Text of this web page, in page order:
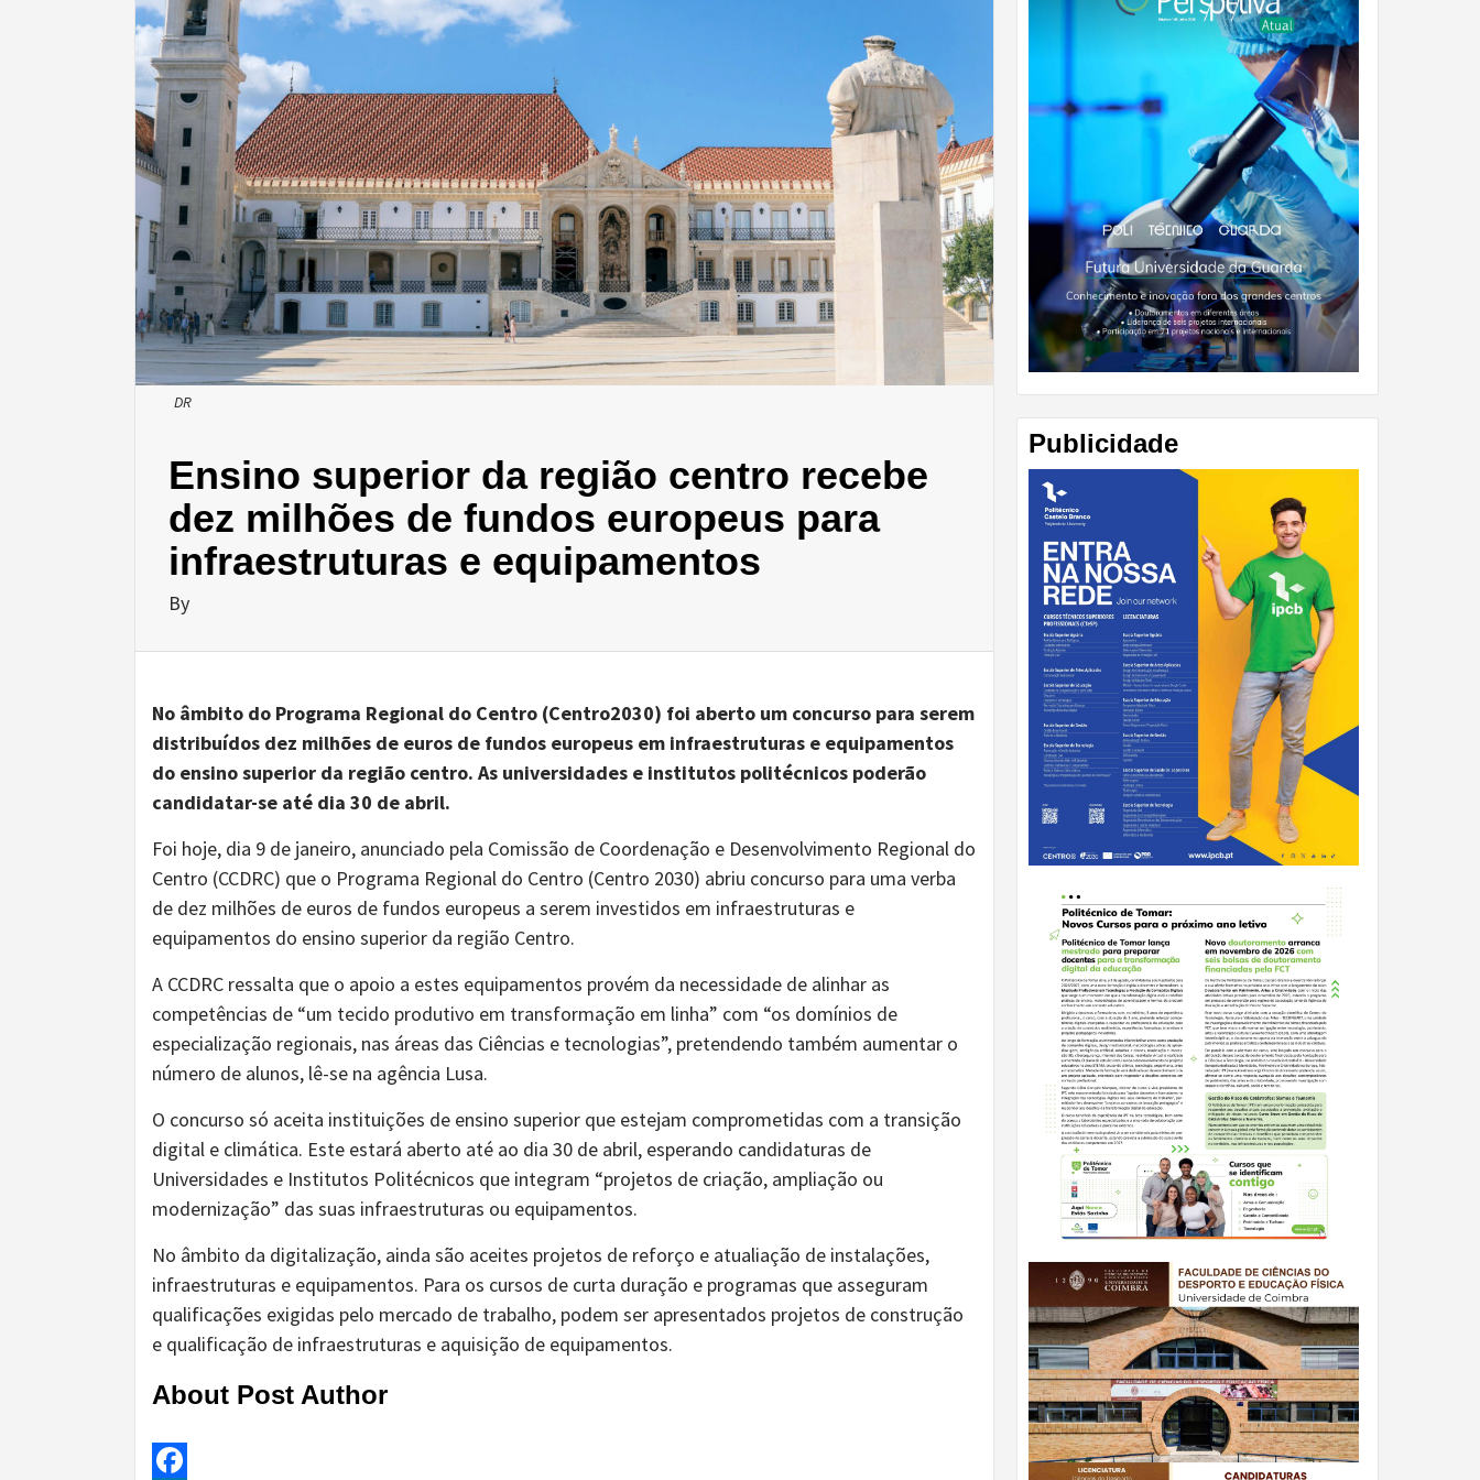
DR
Ensino superior da região centro recebe
dez milhões de fundos europeus para
infraestruturas e equipamentos
By
No âmbito do Programa Regional do Centro (Centro2030) foi aberto um concurso para serem
distribuídos dez milhões de euros de fundos europeus em infraestruturas e equipamentos
do ensino superior da região centro. As universidades e institutos politécnicos poderão
candidatar-se até dia 30 de abril.
Foi hoje, dia 9 de janeiro, anunciado pela Comissão de Coordenação e Desenvolvimento Regional do
Centro (CCDRC) que o Programa Regional do Centro (Centro 2030) abriu concurso para uma verba
de dez milhões de euros de fundos europeus a serem investidos em infraestruturas e
equipamentos do ensino superior da região Centro.
A CCDRC ressalta que o apoio a estes equipamentos provém da necessidade de alinhar as
competências de “um tecido produtivo em transformação em linha” com “os domínios de
especialização regionais, nas áreas das Ciências e tecnologias”, pretendendo também aumentar o
número de alunos, lê-se na agência Lusa.
O concurso só aceita instituições de ensino superior que estejam comprometidas com a transição
digital e climática. Este estará aberto até ao dia 30 de abril, esperando candidaturas de
Universidades e Institutos Politécnicos que integram “projetos de criação, ampliação ou
modernização” das suas infraestruturas ou equipamentos.
No âmbito da digitalização, ainda são aceites projetos de reforço e atualiação de instalações,
infraestruturas e equipamentos. Para os cursos de curta duração e programas que asseguram
qualificações exigidas pelo mercado de trabalho, podem ser apresentados projetos de construção
e qualificação de infraestruturas e aquisição de equipamentos.
About Post Author
Publicidade